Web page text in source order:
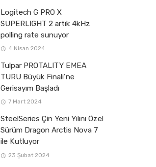
Logitech G PRO X
SUPERLIGHT 2 artık 4kHz
polling rate sunuyor
4 Nisan 2024
Tulpar PROTALITY EMEA
TURU Büyük Finali’ne
Gerisayım Başladı
7 Mart 2024
SteelSeries Çin Yeni Yılını Özel
Sürüm Dragon Arctis Nova 7
ile Kutluyor
23 Şubat 2024